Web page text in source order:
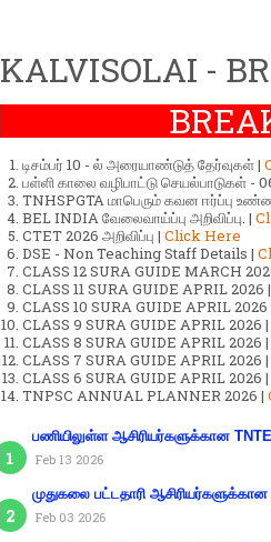
KALVISOLAI -
டிசம்பர் 10 - ல் அரையாண்டுத் தேர்வுகள் |
பள்ளி காலை வழிபாட்டு செயல்பாடுகள் -
TNHSPGTA மாபெரும் கவன ஈர்ப்பு
BEL INDIA வேலைவாய்ப்பு அறிவிப்பு. |
CTET 2026 அறிவிப்பு | Click Here
DSE - Non Teaching Staff Details |
CLASS 12 SURA GUIDE MARCH
CLASS 11 SURA GUIDE APRIL 2026 |
CLASS 10 SURA GUIDE APRIL 2026
CLASS 9 SURA GUIDE APRIL 2026 |
CLASS 8 SURA GUIDE APRIL 2026 |
CLASS 7 SURA GUIDE APRIL 2026 |
CLASS 6 SURA GUIDE APRIL 2026 |
TNPSC ANNUAL PLANNER 2026 |
பணியிலுள்ள ஆசிரியர்களுக்கான
Feb 13 2026
முதுகலை பட்டதாரி
Feb 03 2026